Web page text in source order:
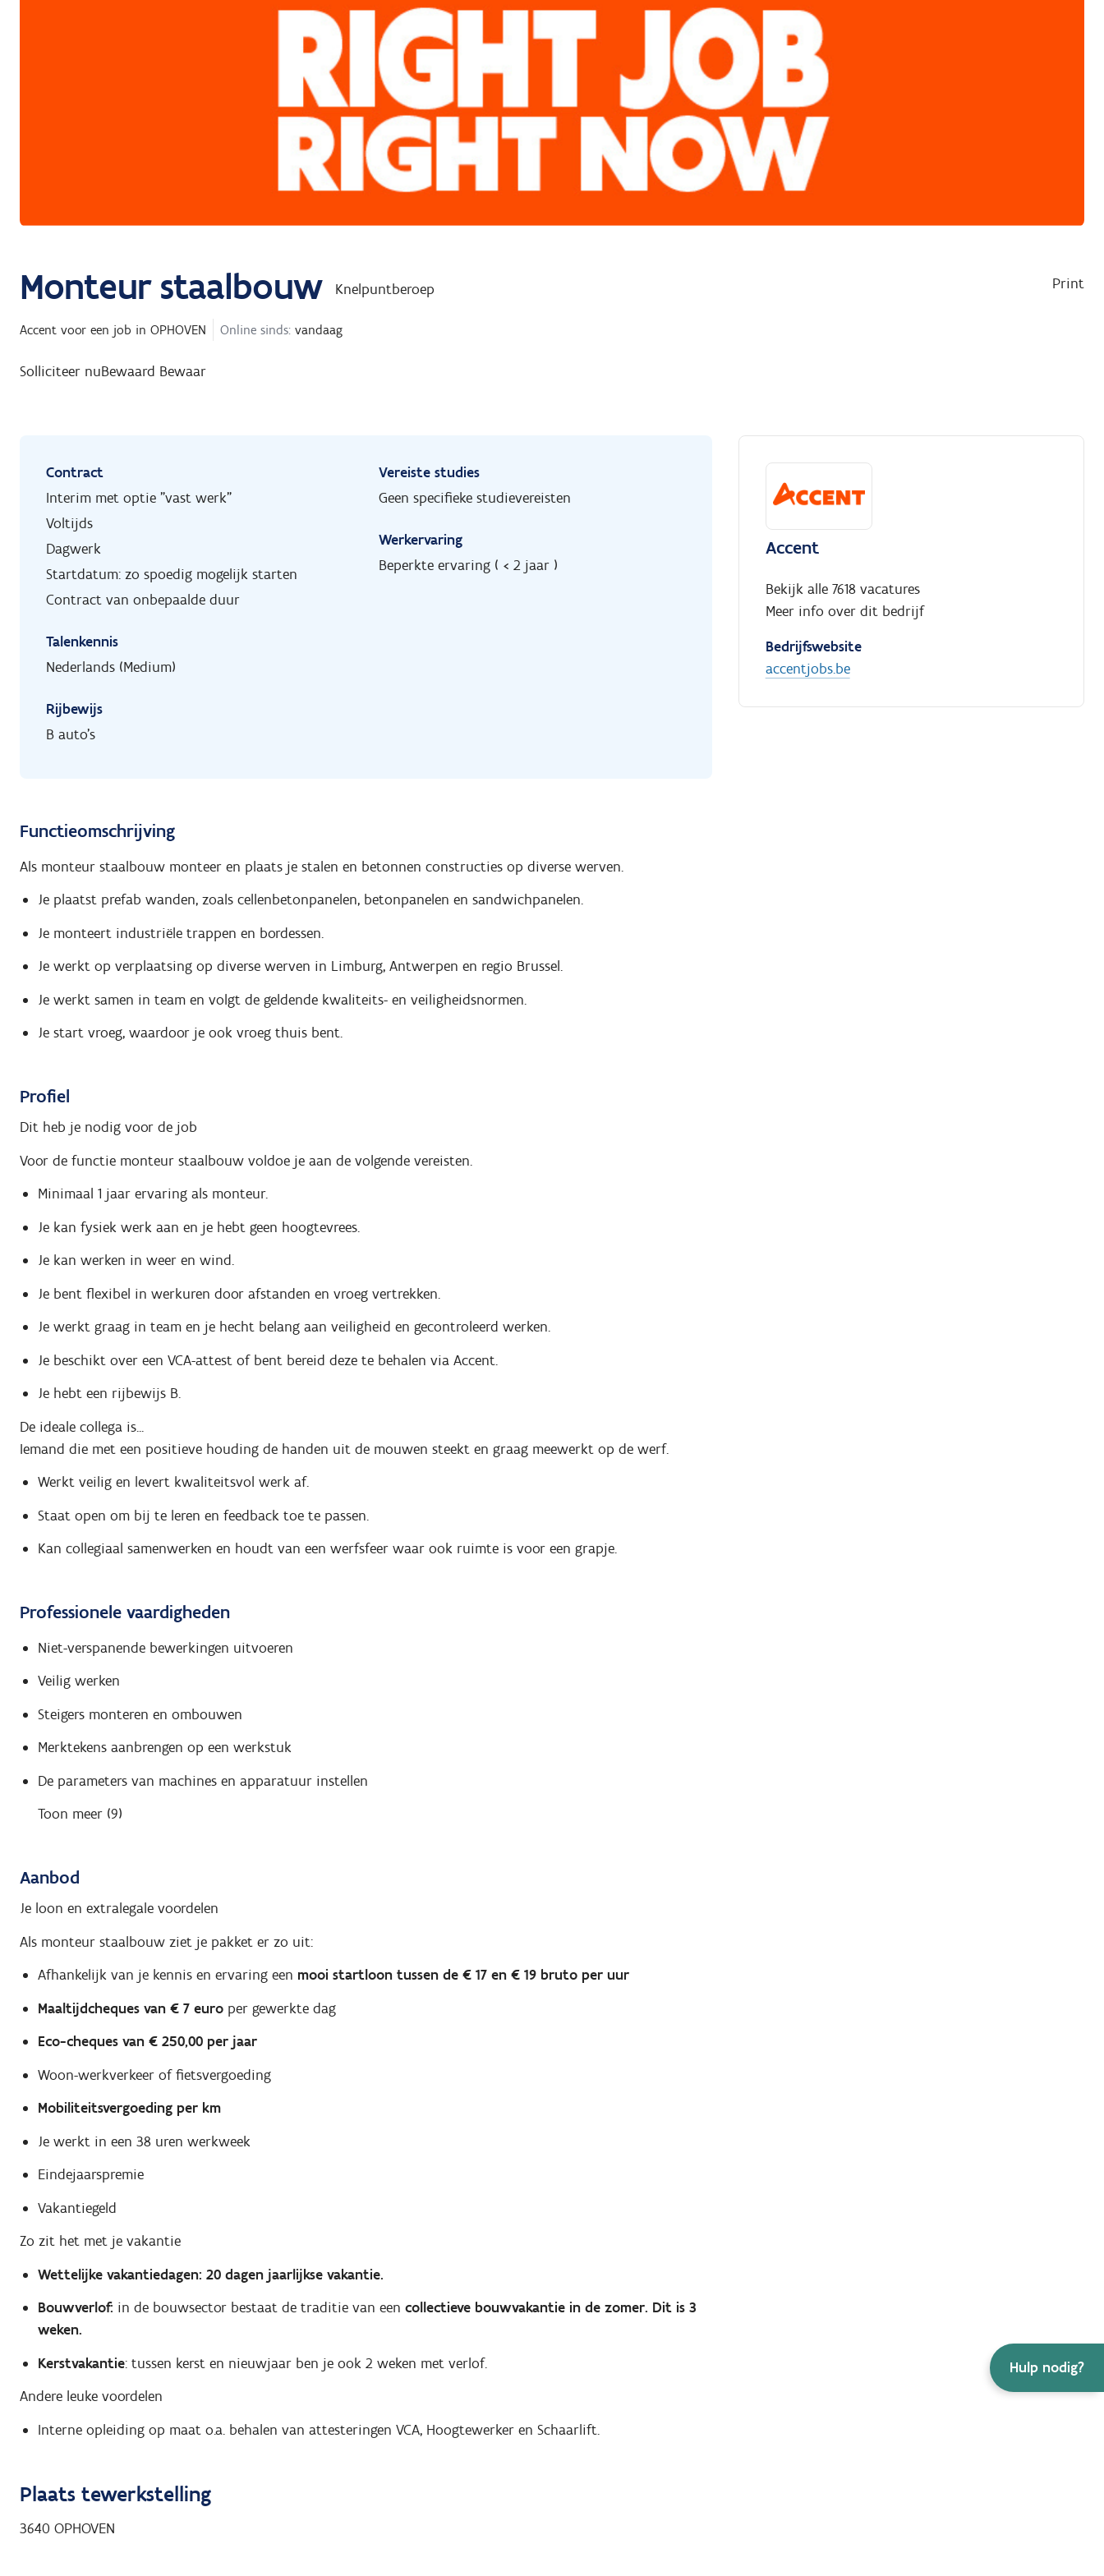
Hulp nodig?
Monteur staalbouw Knelpuntberoep Print
Accent voor een job in OPHOVEN Online sinds: vandaag
Solliciteer nuBewaard Bewaar
Contract
Interim met optie "vast werk"
Voltijds
Dagwerk
Startdatum: zo spoedig mogelijk starten
Contract van onbepaalde duur
Talenkennis
Nederlands (Medium)
Rijbewijs
B auto's
Vereiste studies
Geen specifieke studievereisten
Werkervaring
Beperkte ervaring ( < 2 jaar )
Functieomschrijving
Als monteur staalbouw monteer en plaats je stalen en betonnen constructies op diverse werven.
Je plaatst prefab wanden, zoals cellenbetonpanelen, betonpanelen en sandwichpanelen.
Je monteert industriële trappen en bordessen.
Je werkt op verplaatsing op diverse werven in Limburg, Antwerpen en regio Brussel.
Je werkt samen in team en volgt de geldende kwaliteits- en veiligheidsnormen.
Je start vroeg, waardoor je ook vroeg thuis bent.
Profiel
Dit heb je nodig voor de job
Voor de functie monteur staalbouw voldoe je aan de volgende vereisten.
Minimaal 1 jaar ervaring als monteur.
Je kan fysiek werk aan en je hebt geen hoogtevrees.
Je kan werken in weer en wind.
Je bent flexibel in werkuren door afstanden en vroeg vertrekken.
Je werkt graag in team en je hecht belang aan veiligheid en gecontroleerd werken.
Je beschikt over een VCA-attest of bent bereid deze te behalen via Accent.
Je hebt een rijbewijs B.
De ideale collega is...
Iemand die met een positieve houding de handen uit de mouwen steekt en graag meewerkt op de werf.
Werkt veilig en levert kwaliteitsvol werk af.
Staat open om bij te leren en feedback toe te passen.
Kan collegiaal samenwerken en houdt van een werfsfeer waar ook ruimte is voor een grapje.
Professionele vaardigheden
Niet-verspanende bewerkingen uitvoeren
Veilig werken
Steigers monteren en ombouwen
Merktekens aanbrengen op een werkstuk
De parameters van machines en apparatuur instellen
Toon meer (9)
Aanbod
Je loon en extralegale voordelen
Als monteur staalbouw ziet je pakket er zo uit:
Afhankelijk van je kennis en ervaring een mooi startloon tussen de € 17 en € 19 bruto per uur
Maaltijdcheques van € 7 europer gewerkte dag
Eco-cheques van € 250,00 per jaar
Woon-werkverkeer of fietsvergoeding
Mobiliteitsvergoeding per km
Je werkt in een 38 uren werkweek
Eindejaarspremie
Vakantiegeld
Zo zit het met je vakantie
Wettelijke vakantiedagen: 20 dagen jaarlijkse vakantie.
Bouwverlof: in de bouwsector bestaat de traditie van een collectieve bouwvakantie in de zomer. Dit is 3
weken.
Kerstvakantie: tussen kerst en nieuwjaar ben je ook 2 weken met verlof.
Andere leuke voordelen
Interne opleiding op maat o.a. behalen van attesteringen VCA, Hoogtewerker en Schaarlift.
Plaats tewerkstelling
3640 OPHOVEN
Accent
Bekijk alle 7618 vacatures
Meer info over dit bedrijf
Bedrijfswebsite
accentjobs.be